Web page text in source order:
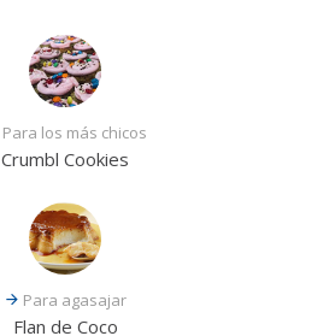
Para los más chicos
Crumbl Cookies
Para agasajar
Flan de Coco